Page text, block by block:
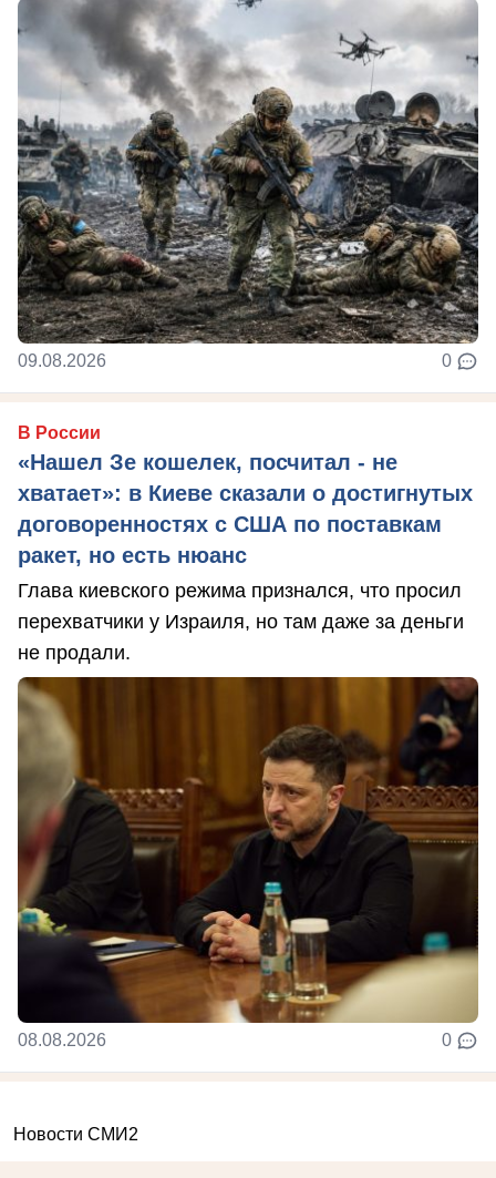
09.08.2026 0
В России
«Нашел Зе кошелек, посчитал - не
хватает»: в Киеве сказали о достигнутых
договоренностях с США по поставкам
ракет, но есть нюанс
Глава киевского режима признался, что просил
перехватчики у Израиля, но там даже за деньги
не продали.
08.08.2026 0
Новости СМИ2